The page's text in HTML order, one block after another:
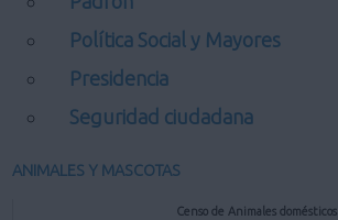
Política Social y Mayores
Presidencia
Seguridad ciudadana
ANIMALES Y MASCOTAS
Censo de Animales domésticos